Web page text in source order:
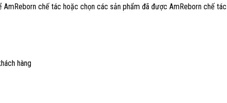
chế tác hoặc chọn các sản phẩm đã được AmReborn chế
hàng